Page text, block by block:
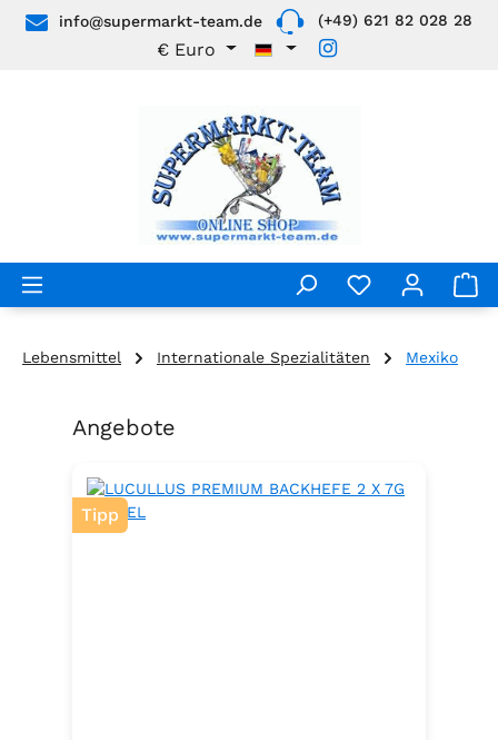
Zum Hauptinhalt springen
info@supermarkt-team.de (+49) 621 82 028 28
€ Euro
Lebensmittel Internationale Spezialitäten Mexiko
Produktgalerie überspringen
Angebote
Tipp